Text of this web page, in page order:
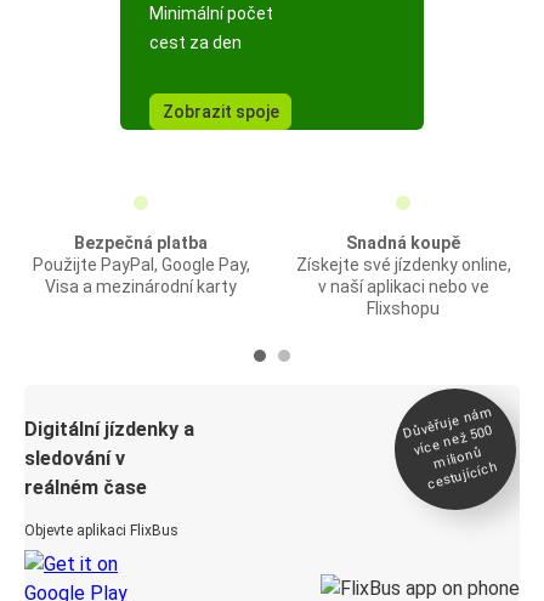
Minimální počet
cest za den
Zobrazit spoje
Bezpečná platba
Použijte PayPal, Google Pay,
Visa a mezinárodní karty
Snadná koupě
Získejte své jízdenky online,
v naší aplikaci nebo ve
Flixshopu
Digitální jízdenky a
sledování v
reálném čase
Objevte aplikaci FlixBus
Důvěřuje ná
m
více než 500
milionů
cestujících